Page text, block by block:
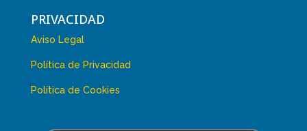
PRIVACIDAD
Aviso Legal
Política de Privacidad
Política de Cookies